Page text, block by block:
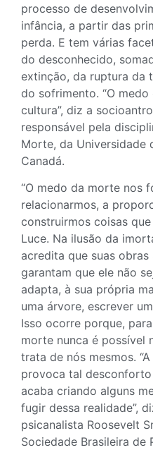
processo de
infância, a partir das
perda. E tem várias
do desconhecido,
extinção, da ruptura da
do sofrimento. “O
cultura”, diz a
responsável pela
Morte, da Universidade
Canadá.
“O medo da morte nos
relacionarmos, a
construirmos coisas
Luce. Na ilusão da
acredita que suas
garantam que ele não
adapta, à sua própria
uma árvore, escrever
Isso ocorre porque,
morte nunca é possível
trata de nós mesmos.
provoca tal desconforto
acaba criando alguns
fugir dessa realidade”,
psicanalista Roosevelt
Sociedade Brasileira de